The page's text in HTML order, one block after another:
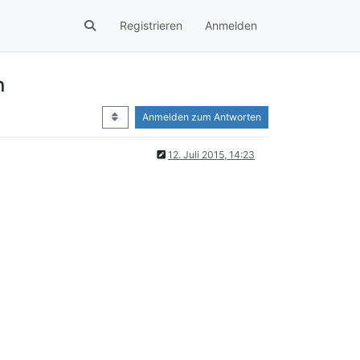
Registrieren Anmelden
Anmelden zum Antworten
12. Juli 2015, 14:23